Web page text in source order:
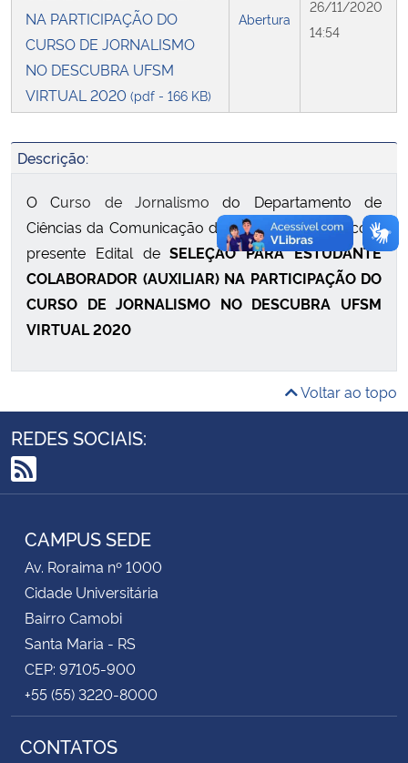
Secretaria-Geral
Secretaria de Governo
Banco Central do Brasil
Planalto
NA PARTICIPAÇÃO DO
CURSO DE JORNALISMO
NO DESCUBRA UFSM
VIRTUAL 2020 (pdf - 166 KB)
Abertura
26/11/2020
14:54
Descrição:
O Curso de Jornalismo do Departamento de
Ciências da Comunicação da UFSM torna público o
presente Edital deSELEÇÃO PARA ESTUDANTE
COLABORADOR (AUXILIAR) NA PARTICIPAÇÃO DO
CURSO DE JORNALISMO NO DESCUBRA UFSM
VIRTUAL 2020
Voltar ao topo
REDES SOCIAIS:
RSS
CAMPUS SEDE
Av. Roraima nº 1000
Cidade Universitária
Bairro Camobi
Santa Maria - RS
CEP: 97105-900
+55 (55) 3220-8000
CONTATOS